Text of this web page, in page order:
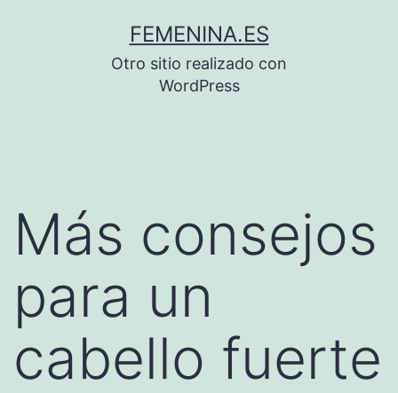
FEMENINA.ES
Otro sitio realizado con
WordPress
Más consejos
para un
cabello fuerte